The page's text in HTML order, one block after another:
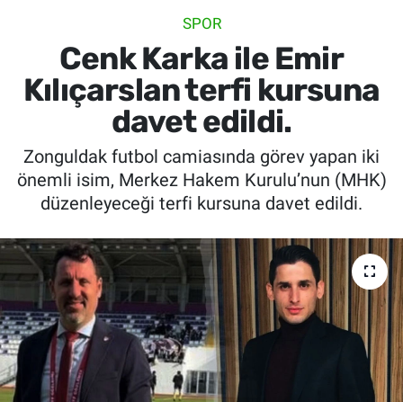
SPOR
Cenk Karka ile Emir
Kılıçarslan terfi kursuna
davet edildi.
Zonguldak futbol camiasında görev yapan iki
önemli isim, Merkez Hakem Kurulu’nun (MHK)
düzenleyeceği terfi kursuna davet edildi.
SPOR